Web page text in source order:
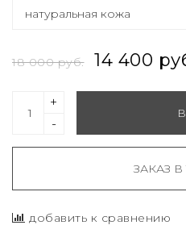
18 000 руб. 14 400
-
+
ЗАКАЗ В
добавить к сравнению